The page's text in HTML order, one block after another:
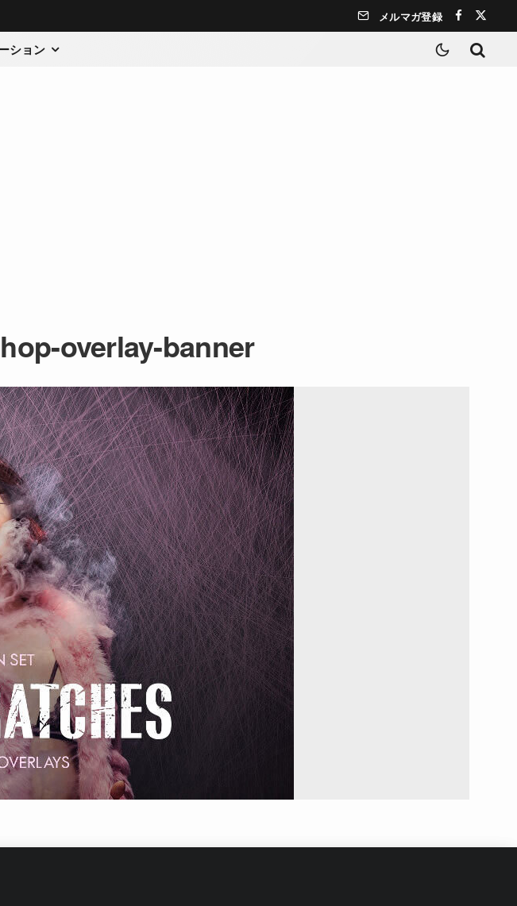
メルマガ登録
ション
overlay-banner